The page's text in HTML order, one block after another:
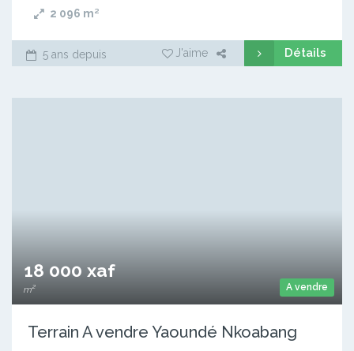
2 096 m²
5 ans depuis J'aime Détails
A vendre
18 000 xaf
m²
Terrain A vendre Yaoundé Nkoabang